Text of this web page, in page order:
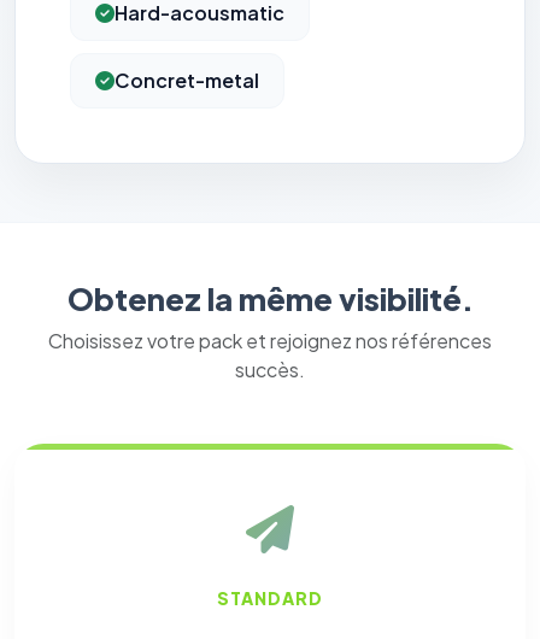
Hard-acousmatic
Concret-metal
Obtenez la même visibilité.
Choisissez votre pack et rejoignez nos références
succès.
STANDARD